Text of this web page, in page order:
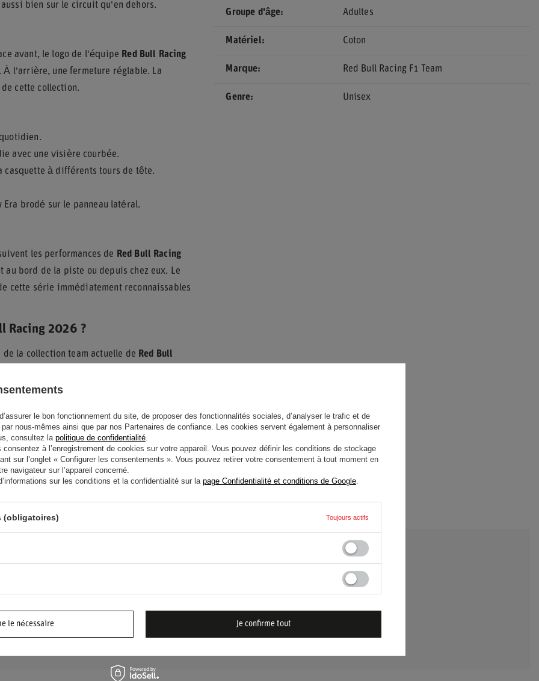
bien sur le circuit qu'en dehors.
avant, le logo de l'équipe Red Bull Racing
À l'arrière, une fermeture réglable. La
cette collection.
avec une visière courbée.
casquette à différents tours de tête.
brodé sur le panneau latéral.
les performances de Red Bull Racing
bord de la piste ou depuis chez eux. Le
cette série immédiatement reconnaissables
Racing 2026 ?
de la collection team actuelle de Red Bull
éprouvée signée par un fabricant de
port prolongé, dans toutes les situations.
tours de tête - sans essayage nécessaire.
trait distinctif de cette édition de la collection
Groupe d'âge Adultes
Matériel Coton
Marque Red Bull Racing F1 Team
Genre Unisex
? AVEZ-VOUS DES
?
intéressantes seront publiées pour que d'autres
le bon fonctionnement du site, de proposer des fonctionnalités sociales, d’analyser le trafic et de
nous-mêmes ainsi que par nos Partenaires de confiance. Les cookies servent également à personnaliser
consultez lapolitique de confidentialité.
à l’enregistrement de cookies sur votre appareil. Vous pouvez définir les conditions de stockage
sur l’onglet « Configurer les consentements ». Vous pouvez retirer votre consentement à tout moment en
navigateur sur l’appareil concerné.
sur les conditions et la confidentialité sur la page Confidentialité et conditions de Google.
(obligatoires) Toujours actifs
le nécessaire Je confirme tout